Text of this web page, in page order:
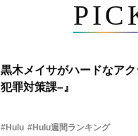
黒木メイサがハードなア
犯罪対策課–』
#Hulu #Hulu週間ランキング